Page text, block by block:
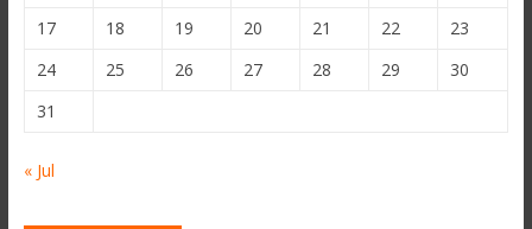
17
18 19 20 21 22
23
24
25 26 27 28 29
30
31
« Jul